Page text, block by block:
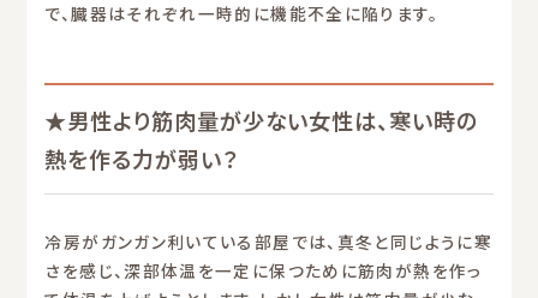
で、臓器はそれぞれ一時的に機能不全に陥ります。
★男性より筋肉量が少ない女性は、寒い時の
熱を作る力が弱い？
冷房がガンガン利いている部屋では、真冬と同じように寒
さを感じ、深部体温を一定に保つために筋肉が熱を作っ